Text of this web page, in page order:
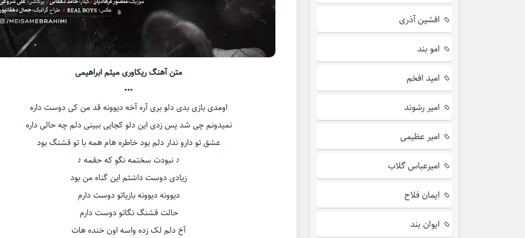
متن آهنگ ریکاوری میثم ابراهیمی
•••
اومدی بازی بدی دلو بری آره آخه دیوونه قد من کی دوست داره
نمیدونم چی شد پس زدی این دلو کجایی ببینی دلم چه حالی داره
عشق تو دارو ندار دلم بود خاطره هام همه با تو قشنگ بود
♪ نبودت سختمه نگو که حقمه ♪
زیادی دوست داشتم این گناه من بود
دیوونه دیوونه بازیاتو دوست دارم
حالت قشنگ نگاتو دوست دارم
آخ دلم لک زده واسه اون خنده هات
افشین آذری
امو بند
امید افخم
امیر رشوند
امیر عظیمی
امیرعباس گلاب
ایمان فلاح
ایوان بند